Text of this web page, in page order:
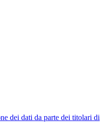
dei dati da parte dei titolari di